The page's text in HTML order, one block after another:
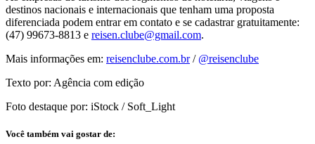
destinos nacionais e internacionais que tenham uma proposta
diferenciada podem entrar em contato e se cadastrar gratuitamente:
(47) 99673-8813 e reisen.clube@gmail.com.
Mais informações em: reisenclube.com.br/ @reisenclube
Texto por: Agência com edição
Foto destaque por: iStock / Soft_Light
Você também vai gostar de: